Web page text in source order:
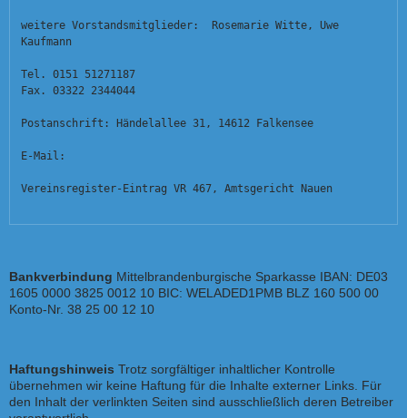
weitere Vorstandsmitglieder:  Rosemarie Witte, Uwe
Kaufmann
Tel. 0151 51271187
Fax. 03322 2344044
Postanschrift: Händelallee 31, 14612 Falkensee
E-Mail:
Vereinsregister-Eintrag VR 467, Amtsgericht Nauen
Bankverbindung Mittelbrandenburgische Sparkasse IBAN: DE03
1605 0000 3825 0012 10 BIC: WELADED1PMB BLZ 160 500 00
Konto-Nr. 38 25 00 12 10
Haftungshinweis Trotz sorgfältiger inhaltlicher Kontrolle
übernehmen wir keine Haftung für die Inhalte externer Links. Für
den Inhalt der verlinkten Seiten sind ausschließlich deren Betreiber